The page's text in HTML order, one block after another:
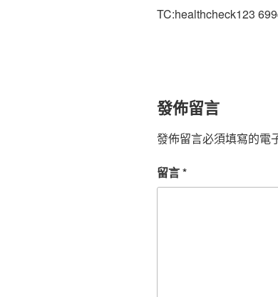
TC:healthcheck123
發佈留言
發佈留言必須填寫的電
留言*